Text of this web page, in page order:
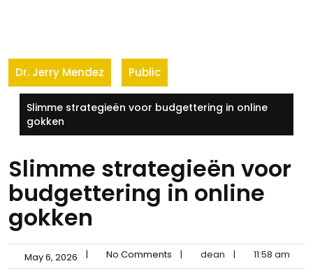
Dr. Jerry Mendez Public
Slimme strategieën voor budgettering in online
gokken
Slimme strategieën voor
budgettering in online
gokken
May 6, 2026 | No Comments | dean | 11:58 am